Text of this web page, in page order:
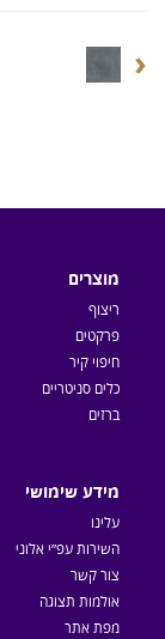
‹
מוצרים
ריצוף
פרקטים
חיפוי קיר
כלים סניטריים
ברזים
מידע שימושי
עלינו
השירות עפ״י אלוני
צור קשר
אולמות תצוגה
מפת אתר